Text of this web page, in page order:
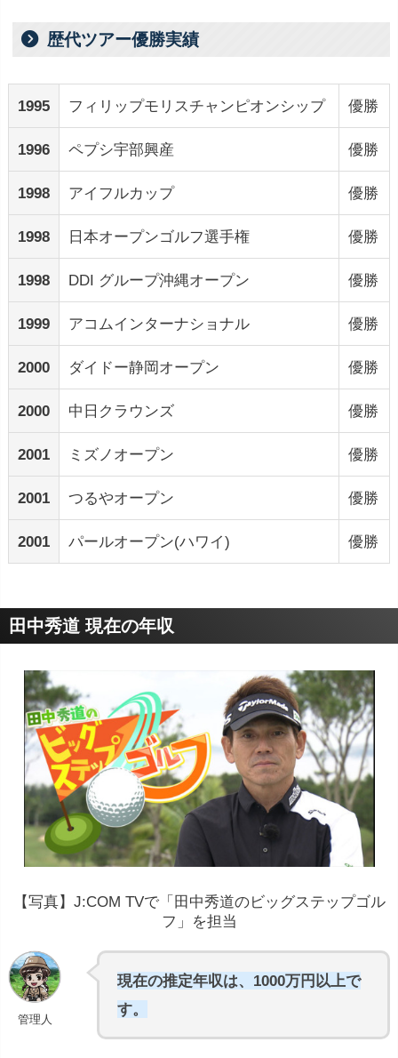
歴代ツアー優勝実績
1995 フィリップモリスチャンピオンシップ 優勝
1996 ペプシ宇部興産 優勝
1998 アイフルカップ 優勝
1998 日本オープンゴルフ選手権 優勝
1998 DDI グループ沖縄オープン 優勝
1999 アコムインターナショナル 優勝
2000 ダイドー静岡オープン 優勝
2000 中日クラウンズ 優勝
2001 ミズノオープン 優勝
2001 つるやオープン 優勝
2001 パールオープン(ハワイ) 優勝
田中秀道 現在の年収
【写真】J:COM TVで「田中秀道のビッグステップゴル
フ」を担当
管理人
現在の推定年収は、1000万円以上で
す。